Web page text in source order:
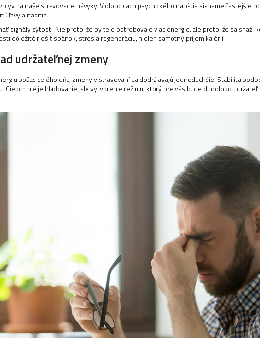
na naše stravovacie návyky. V obdobiach psychického napätia siahame častejšie
úľavy a nabitia.
signály sýtosti. Nie preto, že by telo potrebovalo viac energie, ale preto, že sa snaží
dôležité riešiť spánok, stres a regeneráciu, nielen samotný príjem kalórií.
udržateľnej zmeny
počas celého dňa, zmeny v stravovaní sa dodržiavajú jednoduchšie. Stabilita
Cieľom nie je hladovanie, ale vytvorenie režimu, ktorý pre vás bude dlhodobo